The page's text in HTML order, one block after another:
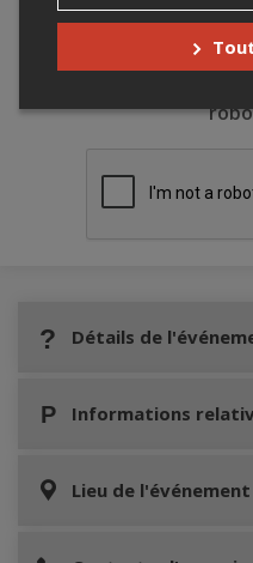
Détails de
Informations
Lieu de l'événement